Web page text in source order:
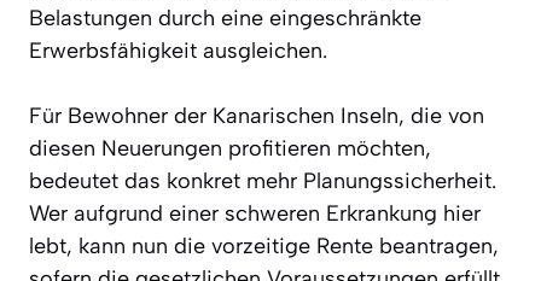
Belastungen durch eine eingeschränkte
Erwerbsfähigkeit ausgleichen.
Für Bewohner der Kanarischen Inseln, die von
diesen Neuerungen profitieren möchten,
bedeutet das konkret mehr Planungssicherheit.
Wer aufgrund einer schweren Erkrankung hier
lebt, kann nun die vorzeitige Rente beantragen,